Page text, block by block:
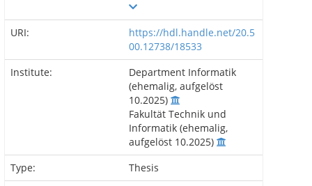
URI:
https://hdl.handle.net/20.5
00.12738/18533
Institute:
Department Informatik
(ehemalig, aufgelöst
10.2025)
Fakultät Technik und
Informatik (ehemalig,
aufgelöst 10.2025)
Type:
Thesis